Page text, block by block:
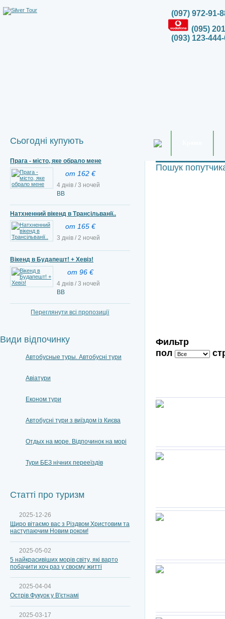
(097) 972-91-
(095)
(093) 123-
Пошук
Фильтр
пол
Сьогодні купують
Прага - місто, яке обрало мене
от 162 €
4 днів / 3 ночей
ВВ
Натхненний вікенд в Трансільванії..
от 165 €
3 днів / 2 ночей
Вікенд в Будапешт! + Хевіз!
от 96 €
4 днів / 3 ночей
ВВ
Переглянути всі пропозиції
Види відпочинку
Автобусные туры. Автобусні тури
Авіатури
Економ тури
Автобусні тури з виїздом із Києва
Отдых на море. Відпочинок на морі
Тури БЕЗ нічних перееїздів
Статті про туризм
2025-12-26
Щиро вітаємо вас з Різдвом Христовим та
наступаючим Новим роком!
2025-05-02
5 найкрасивіших морів світу, які варто
побачити хоч раз у своєму житті
2025-04-04
Острів Фукуок у В'єтнамі
2025-03-17